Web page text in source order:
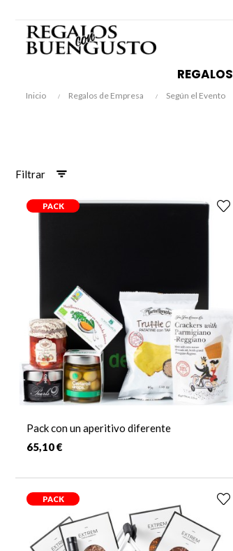
REGALOS
Inicio Regalos de Empresa Según el Evento
Filtrar
PACK
Pack con un aperitivo diferente
65,10 €
PACK